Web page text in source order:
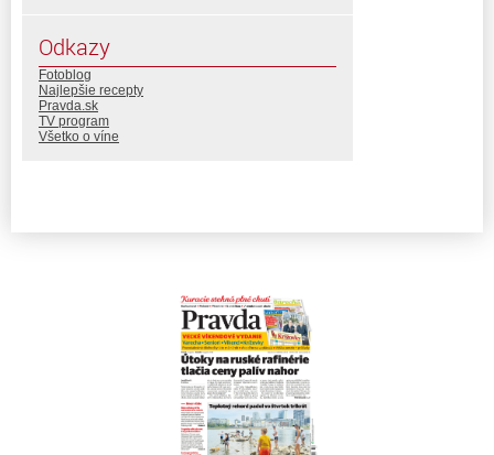
Odkazy
Fotoblog
Najlepšie recepty
Pravda.sk
TV program
Všetko o víne